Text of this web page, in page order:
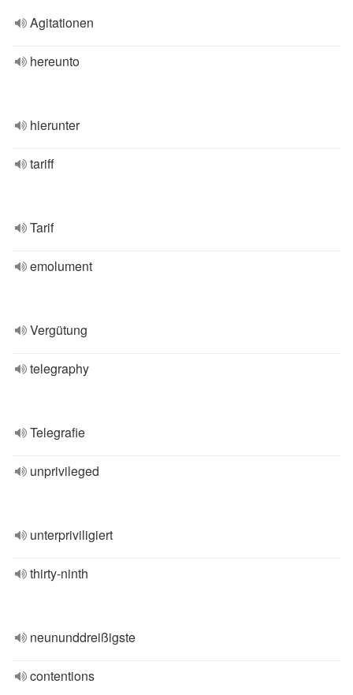
Agitationen
hereunto
hierunter
tariff
Tarif
emolument
Vergütung
telegraphy
Telegrafie
unprivileged
unterpriviligiert
thirty-ninth
neununddreißigste
contentions